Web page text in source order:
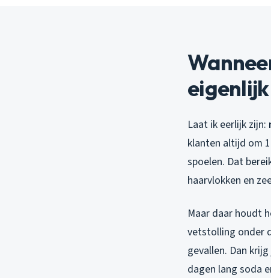
eigenlijk
Laat ik eerlijk zijn:
klanten altijd om
spoelen. Dat
haarvlokken en
Maar daar houdt
vetstolling onder
gevallen. Dan
dagen lang soda